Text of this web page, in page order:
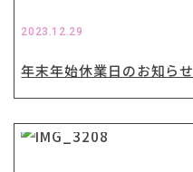
2023.12.29
年末年始休業日のお知らせ